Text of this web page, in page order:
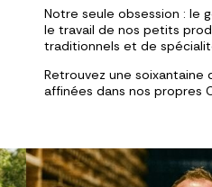
Notre seule obsession : le
le travail de nos petits
traditionnels et de
Retrouvez une soixantaine
affinées dans nos propres